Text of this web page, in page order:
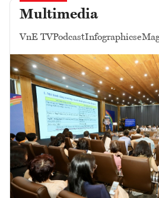
Multimedia
VnE TVPodcastInfographics